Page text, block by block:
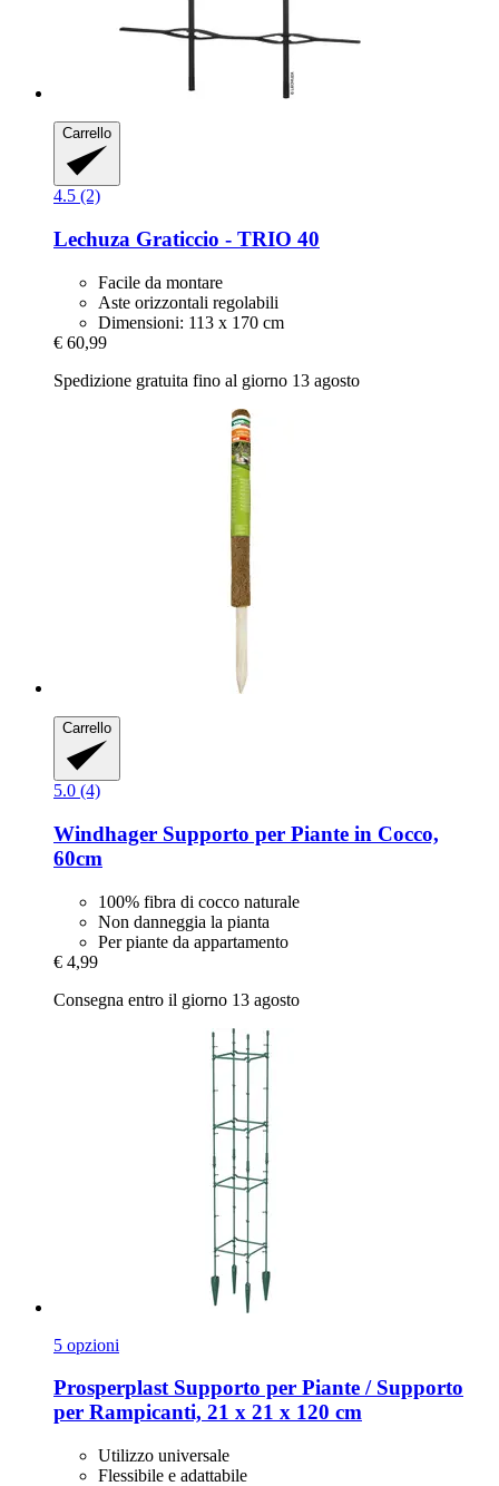
Carrello
4.5 (2)
Lechuza Graticcio -​ TRIO 40
Facile da montare
Aste orizzontali regolabili
Dimensioni: 113 x 170 cm
€ 60,99
Spedizione gratuita fino al giorno 13 agosto
Carrello
5.0 (4)
Windhager Supporto per Piante in Cocco,
60cm
100% fibra di cocco naturale
Non danneggia la pianta
Per piante da appartamento
€ 4,99
Consegna entro il giorno 13 agosto
5 opzioni
ProsperplastSupporto per Piante / Supporto
per Rampicanti, 21 x 21 x 120 cm
Utilizzo universale
Flessibile e adattabile